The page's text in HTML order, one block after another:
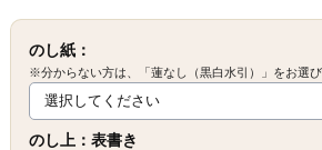
のし紙：
※分からない方は、「蓮なし（黒白水引）」をお選び
のし上：表書き